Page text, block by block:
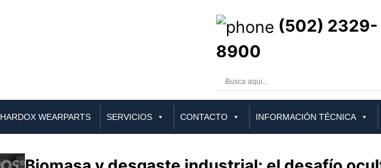
(502) 2329-
8900
HARDOX WEARPARTS SERVICIOS CONTACTO INFORMACIÓN TÉCNICA